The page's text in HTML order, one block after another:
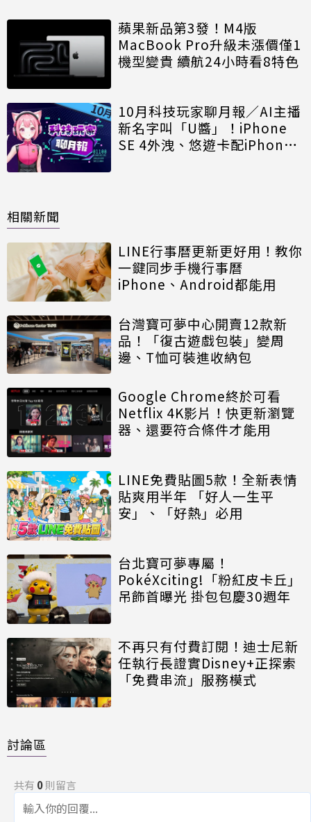
蘋果新品第3發！M4版
MacBook Pro升級未漲價僅1
機型變貴 續航24小時看8特色
10月科技玩家聊月報／AI主播
新名字叫「U醬」！iPhone
SE 4外洩、悠遊卡配iPhone
相關新聞
LINE行事曆更新更好用！教你
一鍵同步手機行事曆
iPhone、Android都能用
台灣寶可夢中心開賣12款新
品！「復古遊戲包裝」變周
邊、T恤可裝進收納包
Google Chrome終於可看
Netflix 4K影片！快更新瀏覽
器、還要符合條件才能用
LINE免費貼圖5款！全新表情
貼爽用半年 「好人一生平
安」、「好熱」必用
台北寶可夢專屬！
PokéXciting!「粉紅皮卡丘」
吊飾首曝光 掛包包慶30週年
不再只有付費訂閱！迪士尼新
任執行長證實Disney+正探索
「免費串流」服務模式
討論區
共有 0則留言